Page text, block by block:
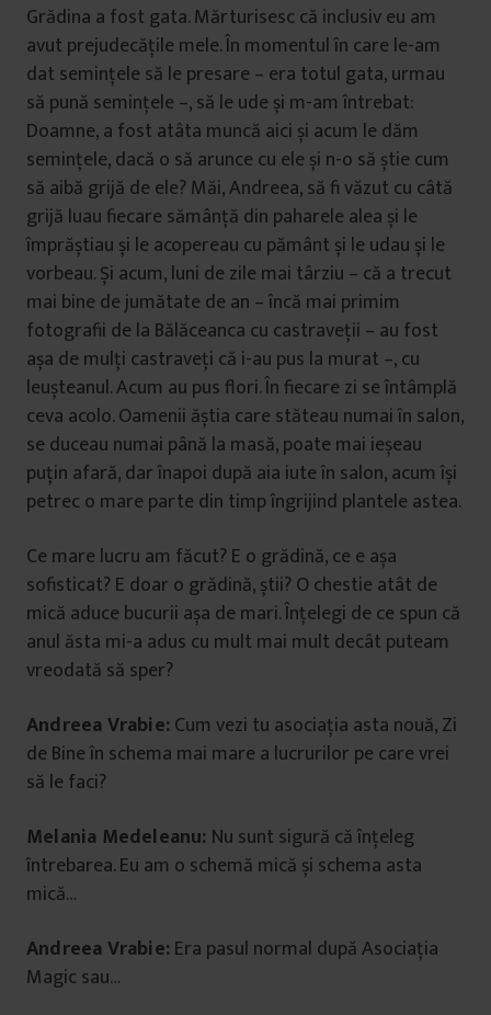
Grădina a fost gata. Mărturisesc că inclusiv eu am
avut prejudecățile mele. În momentul în care le-am
dat semințele să le presare – era totul gata, urmau
să pună semințele –, să le ude și m-am întrebat:
Doamne, a fost atâta muncă aici și acum le dăm
semințele, dacă o să arunce cu ele și n-o să știe cum
să aibă grijă de ele? Măi, Andreea, să fi văzut cu câtă
grijă luau fiecare sămânță din paharele alea și le
împrăștiau și le acopereau cu pământ și le udau și le
vorbeau. Și acum, luni de zile mai târziu – că a trecut
mai bine de jumătate de an – încă mai primim
fotografii de la Bălăceanca cu castraveții – au fost
așa de mulți castraveți că i-au pus la murat –, cu
leușteanul. Acum au pus flori. În fiecare zi se întâmplă
ceva acolo. Oamenii ăștia care stăteau numai în salon,
se duceau numai până la masă, poate mai ieșeau
puțin afară, dar înapoi după aia iute în salon, acum își
petrec o mare parte din timp îngrijind plantele astea.
Ce mare lucru am făcut? E o grădină, ce e așa
sofisticat? E doar o grădină, știi? O chestie atât de
mică aduce bucurii așa de mari. Înțelegi de ce spun că
anul ăsta mi-a adus cu mult mai mult decât puteam
vreodată să sper?
Andreea Vrabie: Cum vezi tu asociația asta nouă, Zi
de Bine în schema mai mare a lucrurilor pe care vrei
să le faci?
Melania Medeleanu: Nu sunt sigură că înțeleg
întrebarea. Eu am o schemă mică și schema asta
mică…
Andreea Vrabie: Era pasul normal după Asociația
Magic sau…